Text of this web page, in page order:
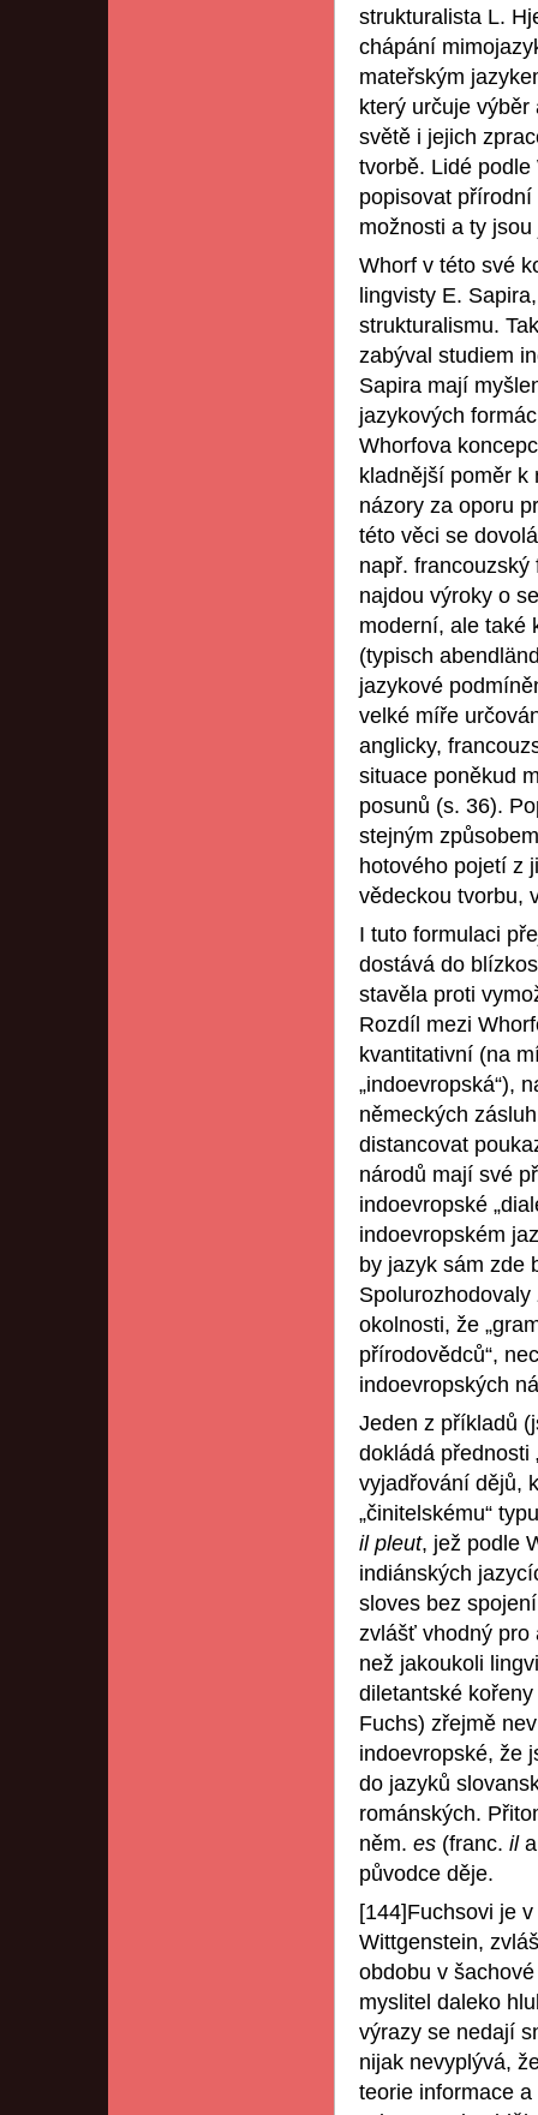
strukturalista L.
chápání
mateřským
který určuje
světě i jejich
tvorbě. Lidé
popisovat
možnosti a ty
Whorf v této své
lingvisty E.
strukturalismu.
zabýval studiem
Sapira mají
jazykových
Whorfova
kladnější poměr k
názory za oporu
této věci se
např. francouzský
najdou výroky o
moderní, ale také
(typisch
jazykové
velké míře
anglicky,
situace poněkud
posunů (s. 36).
stejným
hotového pojetí z
vědeckou tvorbu,
I tuto formulaci
dostává do
stavěla proti
Rozdíl mezi
kvantitativní (na
„indoevropská“),
německých
distancovat
národů mají své
indoevropské
indoevropském
by jazyk sám zde
okolnosti, že
přírodovědců“,
indoevropských
Jeden z příkladů
dokládá přednosti
vyjadřování dějů,
„činitelskému“
il pleut, jež podle
indiánských
sloves bez
zvlášť vhodný pro
než jakoukoli
diletantské
Fuchs) zřejmě
indoevropské, že
do jazyků
románských.
něm. es (franc. il
původce děje.
[144]Fuchsovi je
Wittgenstein,
obdobu v
myslitel daleko
výrazy se nedají
nijak nevyplývá,
teorie informace